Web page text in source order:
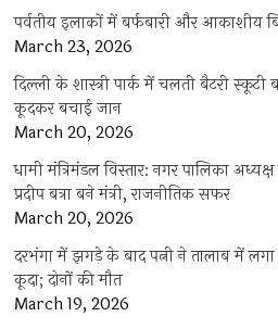
पर्वतीय इलाकों में बर्फबारी और आकाशीय
March 23, 2026
दिल्ली के शास्त्री पार्क में चलती बैटरी
कूदकर बचाई जान
March 20, 2026
धामी मंत्रिमंडल विस्तार: नगर पालिका
प्रदीप बत्रा बने मंत्री, राजनीतिक सफर
March 20, 2026
दरभंगा में झगड़े के बाद पत्नी ने तालाब में
कूदा; दोनों की मौत
March 19, 2026